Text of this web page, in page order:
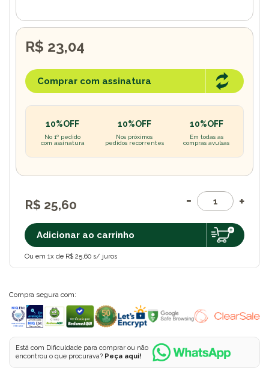
R$ 25,60
Adicionar ao carrinho
Ou em 1x de R$ 25,60 s/ juros
R$ 23,04
Comprar com assinatura
10%OFF
No 1º pedido
com assinatura
10%OFF
Nos próximos
pedidos recorrentes
10%OFF
Em todas as
compras avulsas
Compra segura com:
Está com Dificuldade para comprar ou não
encontrou o que procurava? Peça aqui!